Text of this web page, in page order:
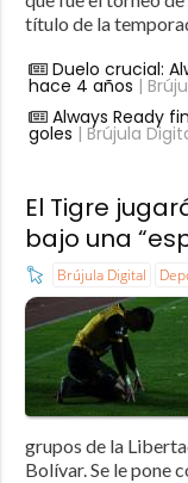
título de la
Duelo crucial:
hace 4 años |
Always Ready
goles | Brújula
El Tigre
bajo una
Brújula Digital
grupos de la
Bolívar. Se le pone